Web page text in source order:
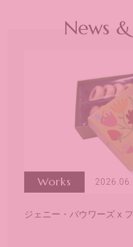
News
Works
ジェニー・バウワーズ x